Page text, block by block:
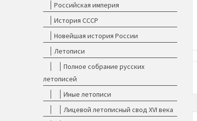
Российская империя
История СССР
Новейшая история России
Летописи
Полное собрание русских
летописей
Иные летописи
Лицевой летописный свод XVI века